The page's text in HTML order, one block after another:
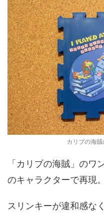
カリブの海
「カリブの海賊」のワ
のキャラクターで再現。
スリンキーが違和感な